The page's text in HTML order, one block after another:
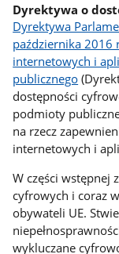
Dyrektywa o
Dyrektywa
października 2016
internetowych i
publicznego
dostępności
podmioty
na rzecz
internetowych i
W części wstępnej
cyfrowych i coraz
obywateli UE.
wykluczane